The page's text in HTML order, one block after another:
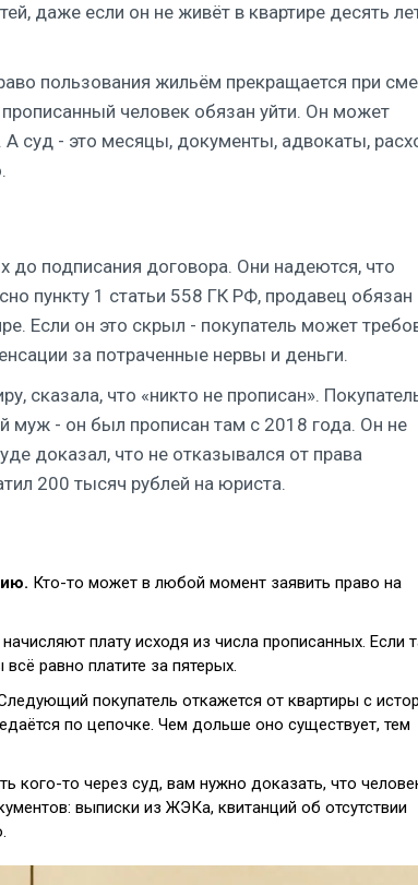
даже если он не живёт в квартире десять
пользования жильём прекращается при
человек обязан уйти. Он может
суд - это месяцы, документы, адвокаты,
подписания договора. Они надеются, что
пункту 1 статьи 558 ГК РФ, продавец обязан
Если он это скрыл - покупатель может
за потраченные нервы и деньги.
сказала, что «никто не прописан».
муж - он был прописан там с 2018 года. Он не
доказал, что не отказывался от права
200 тысяч рублей на юриста.
Кто-то может в любой момент заявить право на
плату исходя из числа прописанных. Если
равно платите за пятерых.
покупатель откажется от квартиры с
по цепочке. Чем дольше оно существует, тем
кого-то через суд, вам нужно доказать, что
выписки из ЖЭКа, квитанций об отсутствии